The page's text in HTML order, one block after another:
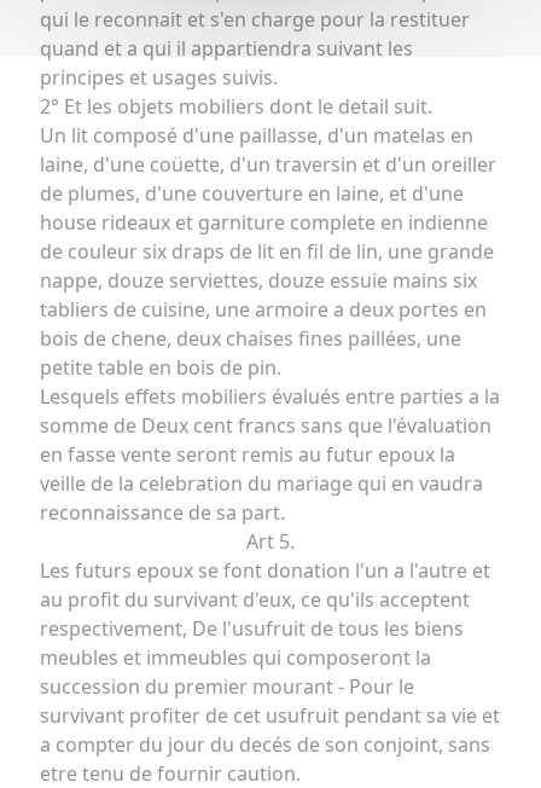
qui le reconnait et s'en charge pour la restituer
quand et a qui il appartiendra suivant les
principes et usages suivis.
2° Et les objets mobiliers dont le detail suit.
Un lit composé d'une paillasse, d'un matelas en
laine, d'une coüette, d'un traversin et d'un oreiller
de plumes, d'une couverture en laine, et d'une
house rideaux et garniture complete en indienne
de couleur six draps de lit en fil de lin, une grande
nappe, douze serviettes, douze essuie mains six
tabliers de cuisine, une armoire a deux portes en
bois de chene, deux chaises fines paillées, une
petite table en bois de pin.
Lesquels effets mobiliers évalués entre parties a la
somme de Deux cent francs sans que l'évaluation
en fasse vente seront remis au futur epoux la
veille de la celebration du mariage qui en vaudra
reconnaissance de sa part.
Art 5.
Les futurs epoux se font donation l'un a l'autre et
au profit du survivant d'eux, ce qu'ils acceptent
respectivement, De l'usufruit de tous les biens
meubles et immeubles qui composeront la
succession du premier mourant - Pour le
survivant profiter de cet usufruit pendant sa vie et
a compter du jour du decés de son conjoint, sans
etre tenu de fournir caution.